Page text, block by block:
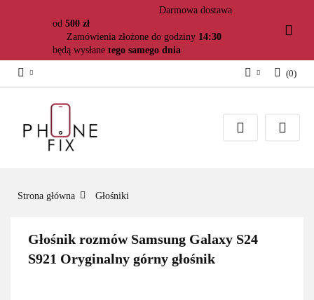
Darmowa dostawa
od 500 zł
Zamówienia złożone do godziny 14:30
będą wysłane tego samego dnia
Załóż konto
(0)
Strona główna Głośniki
Głośnik rozmów Samsung Galaxy S24
S921 Oryginalny górny głośnik